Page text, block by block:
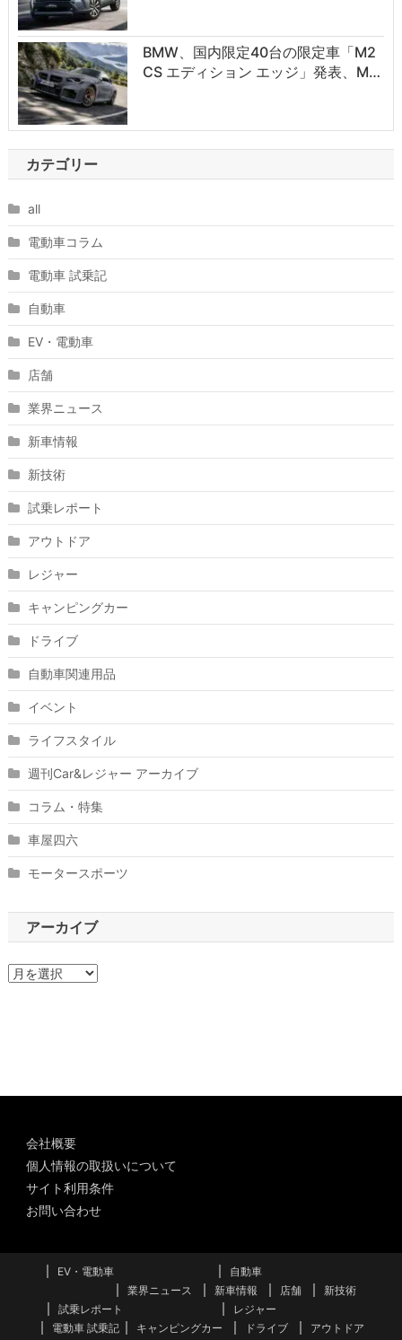
BMW、国内限定40台の限定車「M2
CS エディション エッジ」発表、M…
カテゴリー
all
電動車コラム
電動車 試乗記
自動車
EV・電動車
店舗
業界ニュース
新車情報
新技術
試乗レポート
アウトドア
レジャー
キャンピングカー
ドライブ
自動車関連用品
イベント
ライフスタイル
週刊Car&レジャー アーカイブ
コラム・特集
車屋四六
モータースポーツ
アーカイブ
ア
会社概要
個人情報の取扱いについて
サイト利用条件
お問い合わせ
EV・電動車
自動車
業界ニュース
新車情報 店舗
新技術
試乗レポート
電動車 試乗記
レジャー
キャンピングカー
ドライブ アウトドア